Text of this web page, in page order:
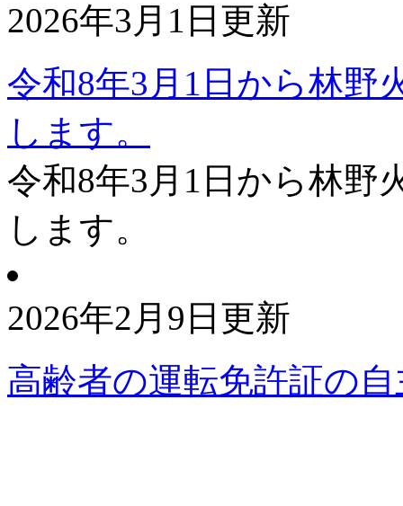
2026年3月1日更新
令和8年3月1日から林野
します。
令和8年3月1日から林野
します。
2026年2月9日更新
高齢者の運転免許証の